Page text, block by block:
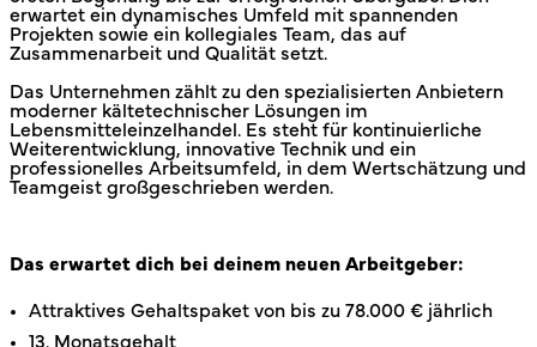
erwartet ein dynamisches Umfeld mit spannenden
Projekten sowie ein kollegiales Team, das auf
Zusammenarbeit und Qualität setzt.
Das Unternehmen zählt zu den spezialisierten Anbietern
moderner kältetechnischer Lösungen im
Lebensmitteleinzelhandel. Es steht für kontinuierliche
Weiterentwicklung, innovative Technik und ein
professionelles Arbeitsumfeld, in dem Wertschätzung und
Teamgeist großgeschrieben werden.
Das erwartet dich bei deinem neuen Arbeitgeber:
Attraktives Gehaltspaket von bis zu 78.000 € jährlich
13. Monatsgehalt